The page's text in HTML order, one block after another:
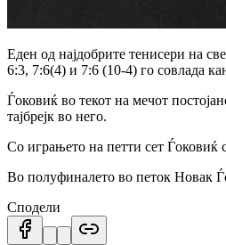
Еден од најдобрите тенисери на
6:3, 7:6(4) и 7:6 (10-4) го совлада
Ѓоковиќ во текот на мечот
тајбрејк во него.
Со играњето на петти сет Ѓоковиќ
Во полуфиналето во петок Новак
Сподели